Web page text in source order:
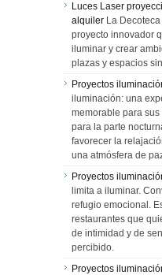
Luces Laser
alquiler La
proyecto innovador
iluminar y crear
plazas y espacios
Proyectos
iluminación: una
memorable para
para la parte
favorecer la
una atmósfera de
Proyectos
limita a iluminar.
refugio emocional.
restaurantes que
de intimidad y de
percibido.
Proyectos